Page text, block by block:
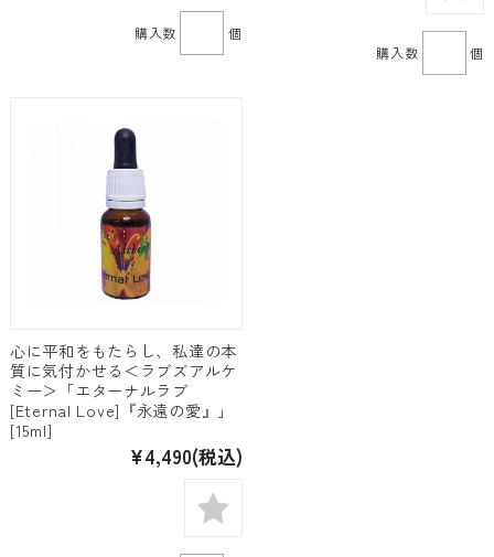
購入数 個
購入数 個
心に平和をもたらし、私達の本
質に気付かせる＜ラブズアルケ
ミー＞「エターナルラブ
[Eternal Love]『永遠の愛』」
[15ml]
¥4,490(税込)